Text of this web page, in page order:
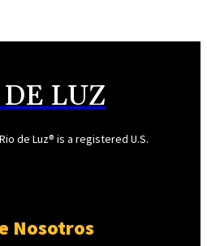
LUZ
de Luz® is a registered U.S.
Nosotros